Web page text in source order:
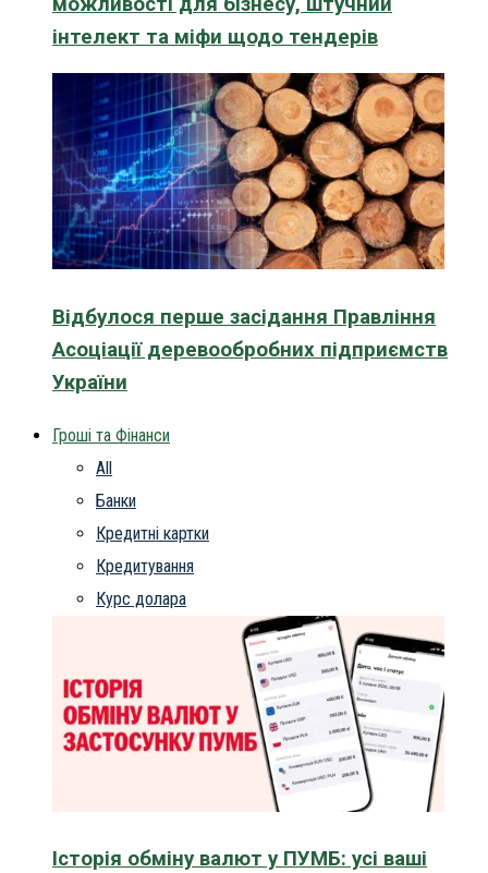
інтелект та міфи щодо тендерів
Відбулося перше засідання Правління
Асоціації деревообробних підприємств
України
Гроші та Фінанси
All
Банки
Кредитні картки
Кредитування
Курс долара
Історія обміну валют у ПУМБ: усі ваші